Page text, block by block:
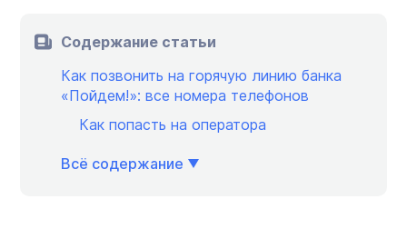
Содержание статьи
Как позвонить на горячую линию банка
«Пойдем!»: все номера телефонов
Как попасть на оператора
Всё содержание